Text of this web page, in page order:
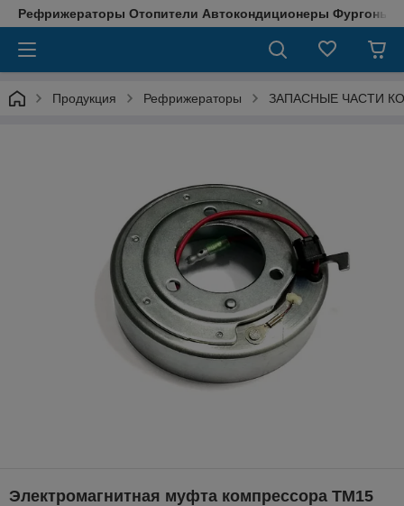
Рефрижераторы Отопители Автокондиционеры Фургоны
Продукция Рефрижераторы ЗАПАСНЫЕ ЧАСТИ
Электромагнитная муфта компрессора TM15